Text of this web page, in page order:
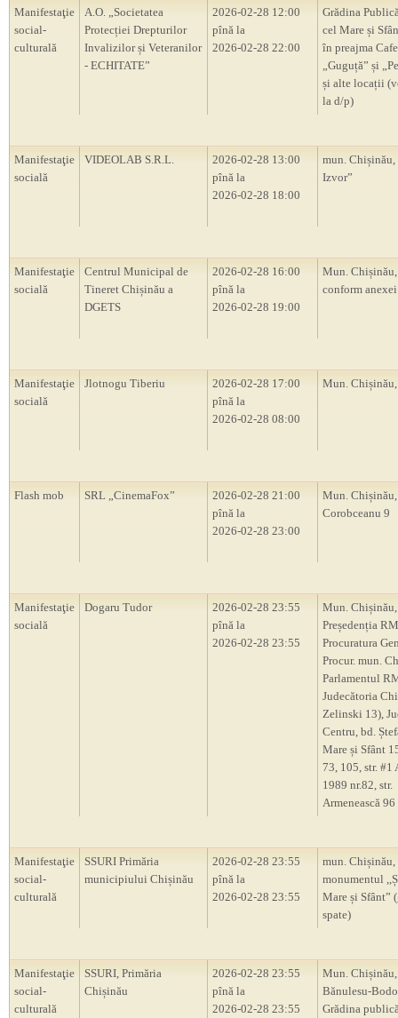
Manifestaţie
social-
culturală
A.O. „Societatea
Protecției Drepturilor
Invalizilor și Veteranilor
- ECHITATE”
2026-02-28 12:00
pînă la
2026-02-28 22:00
Grădina
cel Mare și
în preajma
„Guguță” și
și alte locații
la d/p)
Manifestaţie
socială
VIDEOLAB S.R.L.
2026-02-28 13:00
pînă la
2026-02-28 18:00
mun. Chișinău,
Izvor”
Manifestaţie
socială
Centrul Municipal de
Tineret Chișinău a
DGETS
2026-02-28 16:00
pînă la
2026-02-28 19:00
Mun.
conform anexei
Manifestaţie
socială
Jlotnogu Tiberiu
2026-02-28 17:00
pînă la
2026-02-28 08:00
Mun.
Flash mob SRL „CinemaFox”
2026-02-28 21:00
pînă la
2026-02-28 23:00
Mun. Chișinău,
Corobceanu 9
Manifestaţie
socială
Dogaru Tudor
2026-02-28 23:55
pînă la
2026-02-28 23:55
Mun. Chișinău,
Președenția
Procuratura
Procur. mun.
Parlamentul
Judecătoria
Zelinski 13),
Centru, bd.
Mare și Sfânt
73, 105, str. #1
1989 nr.82, str.
Armenească 96
Manifestaţie
social-
culturală
SSURI Primăria
municipiului Chișinău
2026-02-28 23:55
pînă la
2026-02-28 23:55
mun. Chișinău,
monumentul
Mare și Sfânt”
spate)
Manifestaţie
social-
culturală
SSURI, Primăria
Chișinău
2026-02-28 23:55
pînă la
2026-02-28 23:55
Mun. Chișinău,
Bănulesu-
Grădina